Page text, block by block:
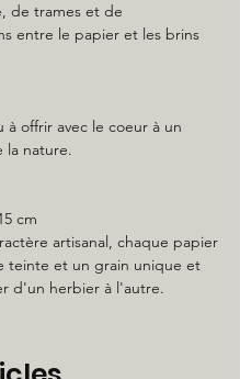
de trames et de
entre le papier et les brins
offrir avec le coeur à un
la nature.
cm
artisanal, chaque papier
teinte et un grain unique et
d'un herbier à l'autre.